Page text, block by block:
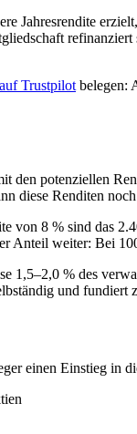
Jahresrendite
Trustpilot belegen:
potenziellen
diese Renditen
von 8 % sind
weiter: Bei
1,5–2,0 % des
und fundiert
einen Einstieg in